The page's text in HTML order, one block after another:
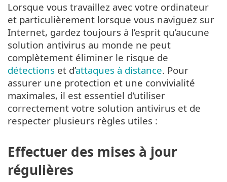
Lorsque vous travaillez avec votre ordinateur
et particulièrement lorsque vous naviguez sur
Internet, gardez toujours à l’esprit qu’aucune
solution antivirus au monde ne peut
complètement éliminer le risque de
détections et d’attaques à distance. Pour
assurer une protection et une convivialité
maximales, il est essentiel d’utiliser
correctement votre solution antivirus et de
respecter plusieurs règles utiles :
Effectuer des mises à jour
régulières